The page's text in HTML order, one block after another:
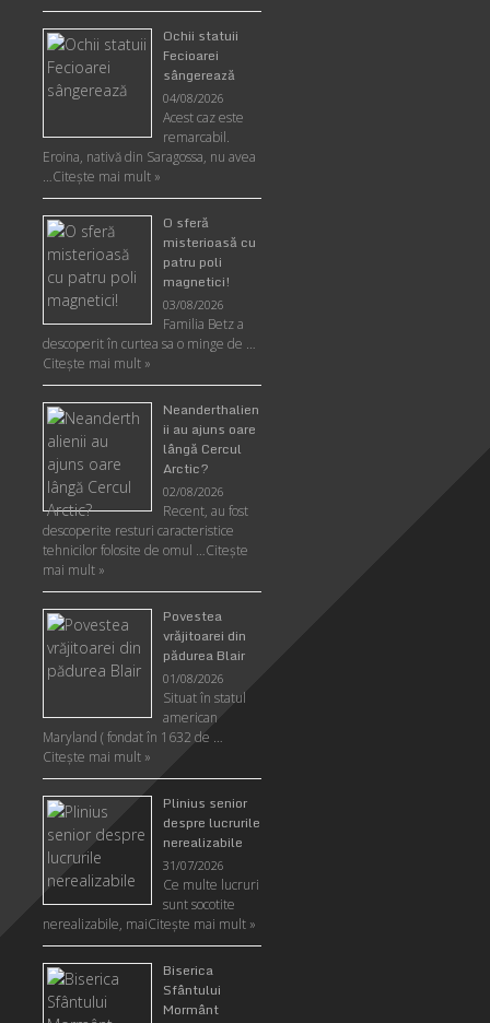
Ochii statuii
Fecioarei
sângerează
04/08/2026
Acest caz este
remarcabil.
Eroina, nativă din Saragossa, nu avea
…Citeşte mai mult »
O sferă
misterioasă cu
patru poli
magnetici!
03/08/2026
Familia Betz a
descoperit în curtea sa o minge de …
Citeşte mai mult »
Neanderthalien
ii au ajuns oare
lângă Cercul
Arctic?
02/08/2026
Recent, au fost
descoperite resturi caracteristice
tehnicilor folosite de omul …Citeşte
mai mult »
Povestea
vrăjitoarei din
pădurea Blair
01/08/2026
Situat în statul
american
Maryland ( fondat în 1632 de …
Citeşte mai mult »
Plinius senior
despre lucrurile
nerealizabile
31/07/2026
Ce multe lucruri
sunt socotite
nerealizabile, maiCiteşte mai mult »
Biserica
Sfântului
Mormânt